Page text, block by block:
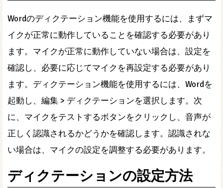
Wordのディクテーション機能を使用するには、まずマ
イクが正常に動作していることを確認する必要があり
ます。マイクが正常に動作していない場合は、設定を
確認し、必要に応じてマイクを再設定する必要があり
ます。ディクテーション機能を使用するには、Wordを
起動し、編集 > ディクテーションを選択します。次
に、マイクをテストするボタンをクリックし、音声が
正しく認識されるかどうかを確認します。認識されな
い場合は、マイクの設定を調整する必要があります。
ディクテーションの設定方法